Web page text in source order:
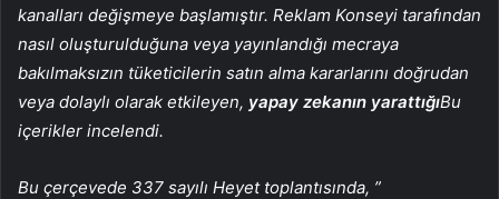
kanalları değişmeye başlamıştır. Reklam Konseyi tarafından
nasıl oluşturulduğuna veya yayınlandığı mecraya
bakılmaksızın tüketicilerin satın alma kararlarını doğrudan
veya dolaylı olarak etkileyen, yapay zekanın yarattığıBu
içerikler incelendi.
Bu çerçevede 337 sayılı Heyet toplantısında, ”